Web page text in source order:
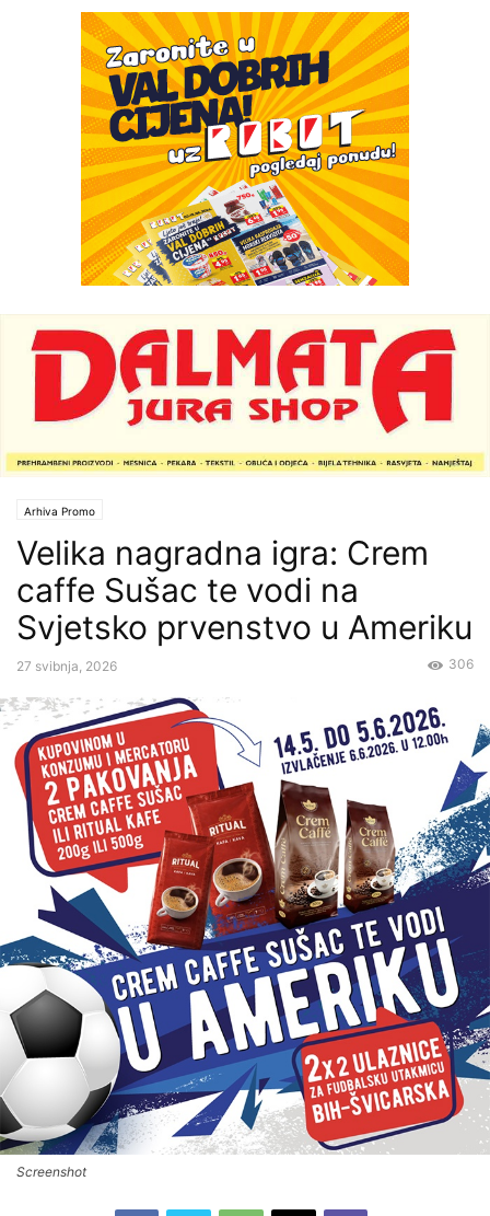
Arhiva Promo
Velika nagradna igra: Crem
caffe Sušac te vodi na
Svjetsko prvenstvo u Ameriku
27 svibnja, 2026 306
Screenshot